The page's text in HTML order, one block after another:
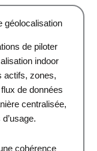
géolocalisation
de piloter
indoor
actifs, zones,
de données
centralisée,
cohérence